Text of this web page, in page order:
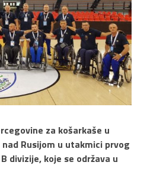
za košarkaše u
Rusijom u utakmici prvog
divizije, koje se održava u